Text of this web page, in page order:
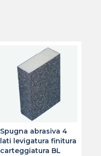
Spugna abrasiva 4
lati levigatura finitura
carteggiatura BL